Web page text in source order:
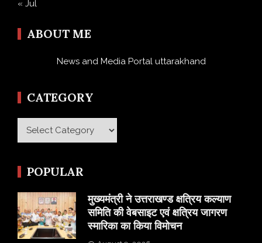
« Jul
ABOUT ME
News and Media Portal uttarakhand
CATEGORY
Category
POPULAR
मुख्यमंत्री ने उत्तराखण्ड क्षत्रिय कल्याण
समिति की वेबसाइट एवं क्षत्रिय जागरण
स्मारिका का किया विमोचन